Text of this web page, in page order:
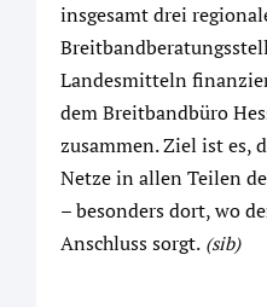
insgesamt drei
Landesmitteln
dem Breitbandbüro
zusammen. Ziel ist es,
Netze in allen Teilen
– besonders dort, wo
Anschluss sorgt. (sib)